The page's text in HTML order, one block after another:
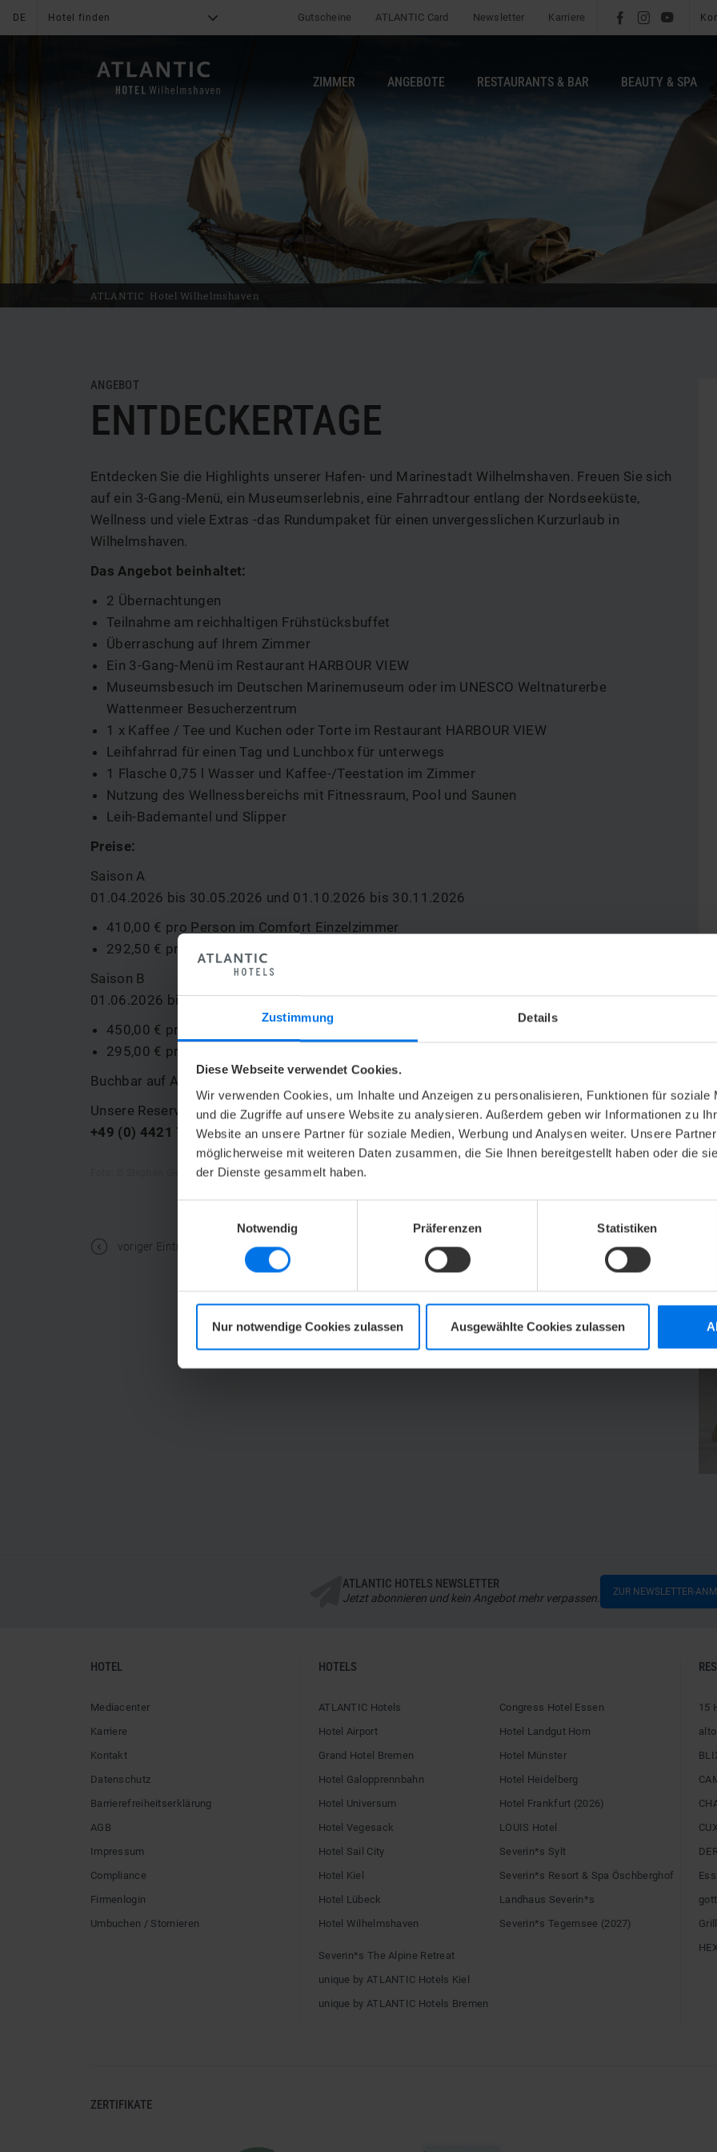
Zustimmung Details
Diese Webseite verwendet Cookies.
Wir verwenden Cookies, um Inhalte und Anzeigen zu personalisieren, Funktionen für soziale
und die Zugriffe auf unsere Website zu analysieren. Außerdem geben wir Informationen zu
Website an unsere Partner für soziale Medien, Werbung und Analysen weiter. Unsere
möglicherweise mit weiteren Daten zusammen, die Sie Ihnen bereitgestellt haben oder die
der Dienste gesammelt haben.
Notwendig
Präferenzen Statistiken
Nur notwendige Cookies zulassen Ausgewählte Cookies zulassen
DE Hotel finden G Gutscheine ATLANTIC Card Newsletter Karriere l é m
X
ZIMMER ANGEBOTE RESTAURANTS & BAR BEAUTY & SPA
HOTEL
Was uns auszeichnet
UNESCO-Weltnaturerbe
Familie
Freizeit
Veranstaltungstipps
Angebote
Mediacenter
Bewertungen
Lage & Anreise
Karriere
Kontakt
ATLANTIC Hotel Wilhelmshaven
ANGEBOT
ENTDECKERTAGE
Entdecken Sie die Highlights unserer Hafen- und Marinestadt Wilhelmshaven. Freuen Sie sich
auf ein 3-Gang-Menü, ein Museumserlebnis, eine Fahrradtour entlang der Nordseeküste,
Wellness und viele Extras -das Rundumpaket für einen unvergesslichen Kurzurlaub in
Wilhelmshaven.
Das Angebot beinhaltet:
2 Übernachtungen
Teilnahme am reichhaltigen Frühstücksbuffet
Überraschung auf Ihrem Zimmer
Ein 3-Gang-Menü im Restaurant HARBOUR VIEW
Museumsbesuch im Deutschen Marinemuseum oder im UNESCO Weltnaturerbe
Wattenmeer Besucherzentrum
1 x Kaffee / Tee und Kuchen oder Torte im Restaurant HARBOUR VIEW
Leihfahrrad für einen Tag und Lunchbox für unterwegs
1 Flasche 0,75 l Wasser und Kaffee-/Teestation im Zimmer
Nutzung des Wellnessbereichs mit Fitnessraum, Pool und Saunen
Leih-Bademantel und Slipper
Preise:
Saison A
01.04.2026 bis 30.05.2026 und 01.10.2026 bis 30.11.2026
410,00 € pro Person im Comfort Einzelzimmer
292,50 € pro Person im Comfort Doppelzimmer
Saison B
01.06.2026 bis 30.09.2026
450,00 € pro Person im Comfort Einzelzimmer
295,00 € pro Person im Comfort Doppelzimmer
Buchbar auf Anfrage und nach Verfügbarkeit.
Unsere Reservierungsabteilung freut sich auf Ihre Buchung unter der Telefonnummer
+49 (0) 4421 77338-899oder per E-Mail anreservierung.ahw@atlantic-hotels.de.
Foto: © Stephan Giesers
t voriger Eintrag Zurück zur Übersicht nächster Eintrag
ATLANTIC HOTELS NEWSLETTER
Jetzt abonnieren und kein Angebot mehr verpassen.
ZUR NEWSLETTER-
HOTEL
Mediacenter
Karriere
Kontakt
Datenschutz
Barrierefreiheitserklärung
AGB
Impressum
Compliance
Firmenlogin
Umbuchen / Stornieren
HOTELS
ATLANTIC Hotels
Hotel Airport
Grand Hotel Bremen
Hotel Galopprennbahn
Hotel Universum
Hotel Vegesack
Hotel Sail City
Hotel Kiel
Hotel Lübeck
Hotel Wilhelmshaven
Congress Hotel Essen
Hotel Landgut Horn
Hotel Münster
Hotel Heidelberg
Hotel Frankfurt (2026)
LOUIS Hotel
Severin*s Sylt
Severin*s Resort & Spa Öschberghof
Landhaus Severin*s
Severin*s Tegernsee (2027)
Severin*s The Alpine Retreat
unique by ATLANTIC Hotels Kiel
unique by ATLANTIC Hotels Bremen
15
alto
ZERTIFIKATE